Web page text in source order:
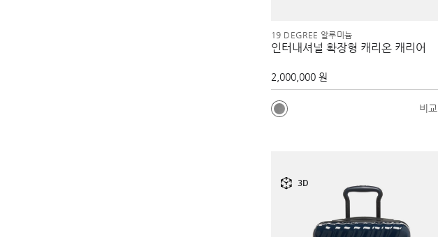
19 DEGREE 알루미늄
인터내셔널 확장형 캐리온 캐리어
2,000,000 원
비교
3D